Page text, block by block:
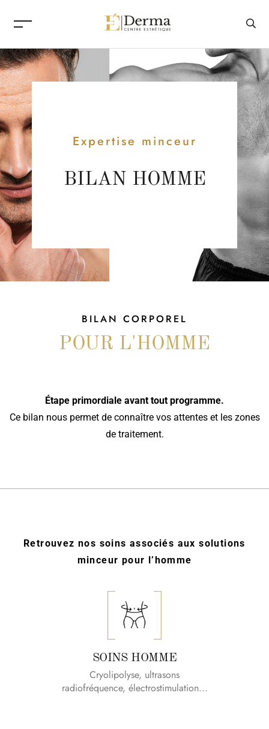
Expertise minceur
BILAN HOMME
BILAN CORPOREL
POUR L'HOMME
Étape primordiale avant tout programme.
Ce bilan nous permet de connaître vos attentes et les zones
de traitement.
Retrouvez nos soins associés aux solutions
minceur pour l’homme
SOINS HOMME
Cryolipolyse, ultrasons
radiofréquence, électrostimulation...